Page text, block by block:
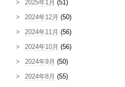
2025年1月 (51)
2024年12月 (50)
2024年11月 (56)
2024年10月 (56)
2024年9月 (50)
2024年8月 (55)